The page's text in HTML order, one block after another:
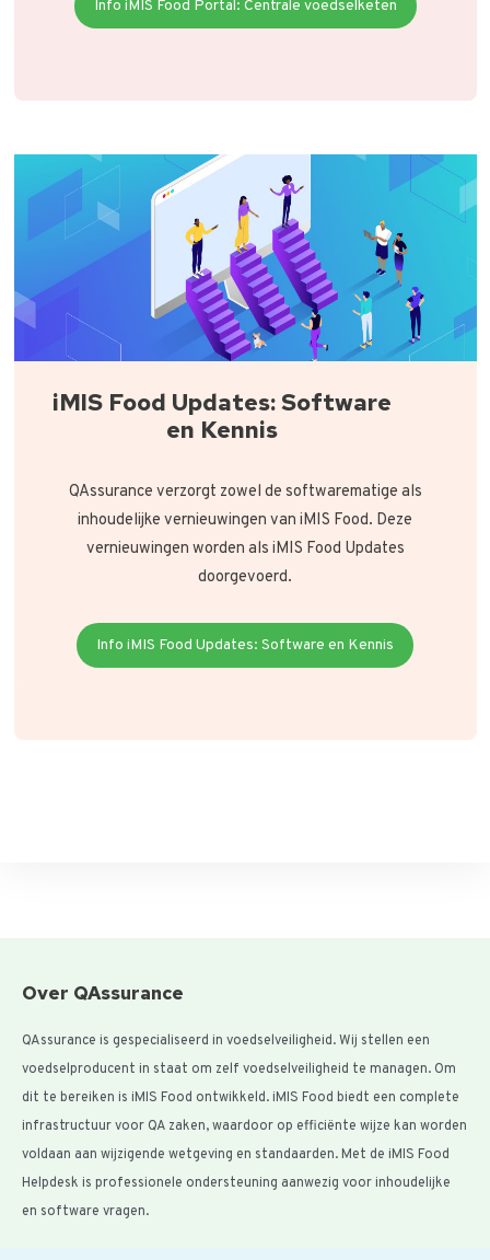
Info iMIS Food Portal: Centrale voedselketen
iMIS Food Updates: Software
en Kennis
QAssurance verzorgt zowel de softwarematige als
inhoudelijke vernieuwingen van iMIS Food. Deze
vernieuwingen worden als iMIS Food Updates
doorgevoerd.
Info iMIS Food Updates: Software en Kennis
Over QAssurance
QAssurance is gespecialiseerd in voedselveiligheid. Wij stellen een
voedselproducent in staat om zelf voedselveiligheid te managen. Om
dit te bereiken is iMIS Food ontwikkeld. iMIS Food biedt een complete
infrastructuur voor QA zaken, waardoor op efficiënte wijze kan worden
voldaan aan wijzigende wetgeving en standaarden. Met de iMIS Food
Helpdesk is professionele ondersteuning aanwezig voor inhoudelijke
en software vragen.